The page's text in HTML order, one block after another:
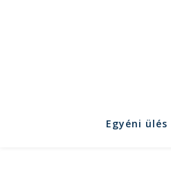
Egyéni ülés